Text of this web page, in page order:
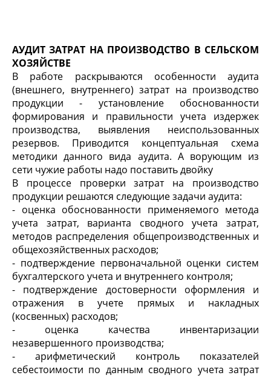
АУДИТ ЗАТРАТ НА ПРОИЗВОДСТВО В СЕЛЬСКОМ
ХОЗЯЙСТВЕ
В работе раскрываются особенности аудита
(внешнего, внутреннего) затрат на производство
продукции - установление обоснованности
формирования и правильности учета издержек
производства, выявления неиспользованных
резервов. Приводится концептуальная схема
методики данного вида аудита. А ворующим из
сети чужие работы надо поставить двойку
В процессе проверки затрат на производство
продукции решаются следующие задачи аудита:
- оценка обоснованности применяемого метода
учета затрат, варианта сводного учета затрат,
методов распределения общепроизводственных и
общехозяйственных расходов;
- подтверждение первоначальной оценки систем
бухгалтерского учета и внутреннего контроля;
- подтверждение достоверности оформления и
отражения в учете прямых и накладных
(косвенных) расходов;
- оценка качества инвентаризации
незавершенного производства;
- арифметический контроль показателей
себестоимости по данным сводного учета затрат